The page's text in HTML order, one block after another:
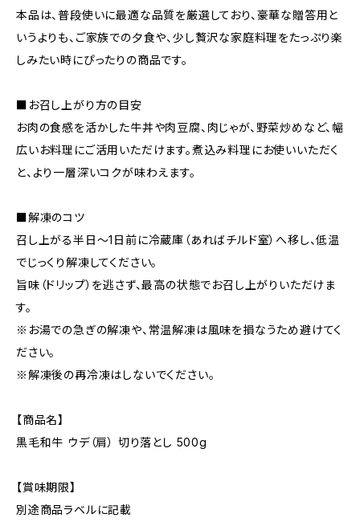
本品は、普段使いに最適な品質を厳選しており、豪華な贈答用と
いうよりも、ご家族での夕食や、少し贅沢な家庭料理をたっぷり楽
しみたい時にぴったりの商品です。
■お召し上がり方の目安
お肉の食感を活かした牛丼や肉豆腐、肉じゃが、野菜炒めなど、幅
広いお料理にご活用いただけます。煮込み料理にお使いいただく
と、より一層深いコクが味わえます。
■解凍のコツ
召し上がる半日〜1日前に冷蔵庫（あればチルド室）へ移し、低温
でじっくり解凍してください。
旨味（ドリップ）を逃さず、最高の状態でお召し上がりいただけま
す。
※お湯での急ぎの解凍や、常温解凍は風味を損なうため避けてく
ださい。
※解凍後の再冷凍はしないでください。
【商品名】
黒毛和牛 ウデ（肩） 切り落とし 500g
【賞味期限】
別途商品ラベルに記載